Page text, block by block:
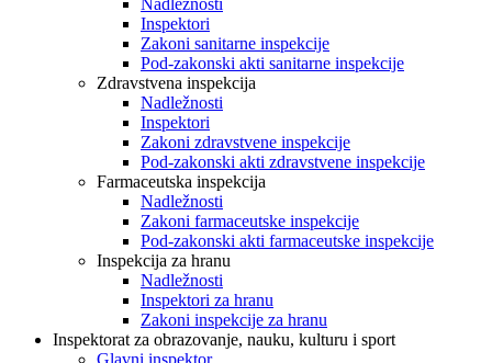
Nadležnosti
Inspektori
Zakoni sanitarne inspekcije
Pod-zakonski akti sanitarne inspekcije
Zdravstvena inspekcija
Nadležnosti
Inspektori
Zakoni zdravstvene inspekcije
Pod-zakonski akti zdravstvene inspekcije
Farmaceutska inspekcija
Nadležnosti
Zakoni farmaceutske inspekcije
Pod-zakonski akti farmaceutske inspekcije
Inspekcija za hranu
Nadležnosti
Inspektori za hranu
Zakoni inspekcije za hranu
Inspektorat za obrazovanje, nauku, kulturu i sport
Glavni inspektor